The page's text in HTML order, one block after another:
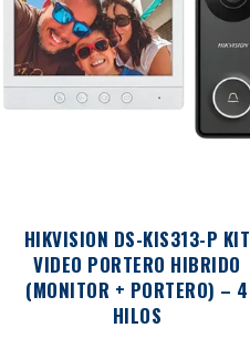
HIKVISION DS-KIS313-P KIT
VIDEO PORTERO HIBRIDO
(MONITOR + PORTERO) – 4
HILOS